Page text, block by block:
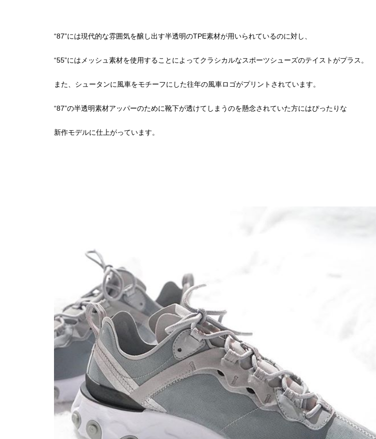
“87”には現代的な雰囲気を醸し出す半透明のTPE素材が用いられているのに対し、
“55”にはメッシュ素材を使用することによってクラシカルなスポーツシューズのテイストがプラス。
また、シュータンに風車をモチーフにした往年の風車ロゴがプリントされています。
“87”の半透明素材アッパーのために靴下が透けてしまうのを懸念されていた方にはぴったりな
新作モデルに仕上がっています。